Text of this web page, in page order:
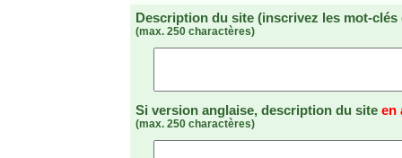
Description du site (inscrivez les mot-
(max. 250 charactères)
Si version anglaise, description du site en
(max. 250 charactères)